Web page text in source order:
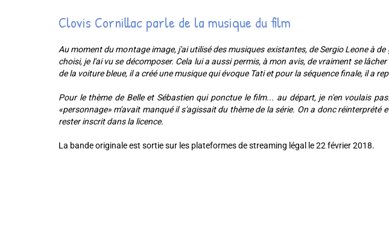
Clovis Cornillac parle de la musique du film
Au moment du montage image, j'ai utilisé des musiques existantes, de Sergio Leone à
choisi, je l'ai vu se décomposer. Cela lui a aussi permis, à mon avis, de vraiment se
de la voiture bleue, il a créé une musique qui évoque Tati et pour la séquence finale, il a
Pour le thème de Belle et Sébastien qui ponctue le film... au départ, je n'en voulais
«personnage» m'avait manqué il s'agissait du thème de la série. On a donc
rester inscrit dans la licence.
La bande originale est sortie sur les plateformes de streaming légal le 22 février 2018.